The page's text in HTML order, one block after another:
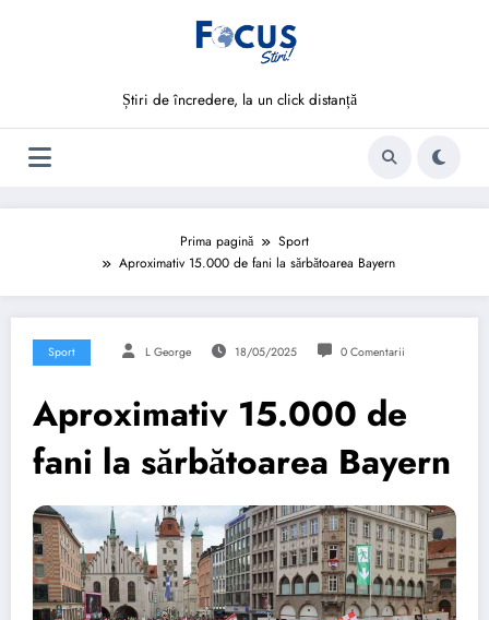
Știri de încredere, la un click distanță
Prima pagină
Sport
Aproximativ 15.000 de fani la sărbătoarea Bayern
Sport L George 18/05/2025 0 Comentarii
Aproximativ 15.000 de
fani la sărbătoarea Bayern